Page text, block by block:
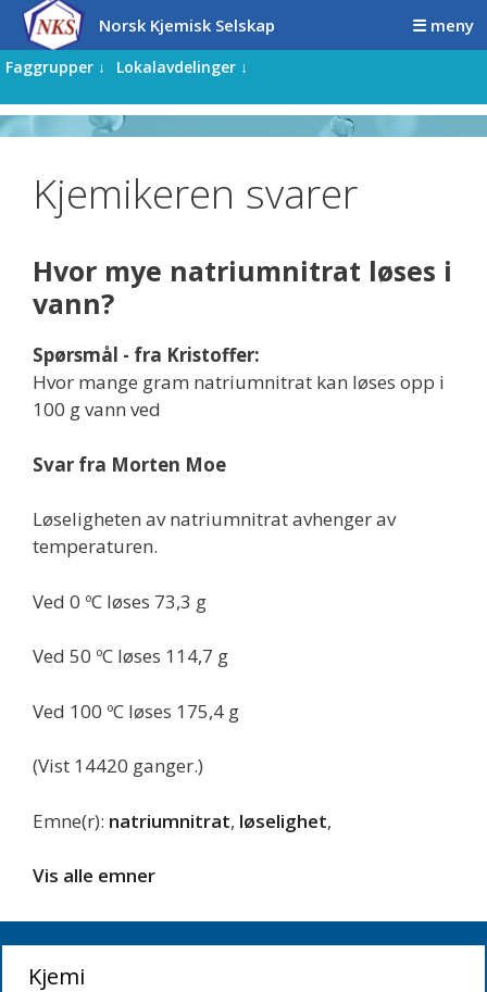
Hopp
innhold
Hopp
innhold
Norsk Kjemisk Selskap ☰ meny
Faggrupper ↓ Lokalavdelinger ↓
Kjemikeren svarer
Hvor mye natriumnitrat løses i
vann?
Spørsmål - fra Kristoffer:
Hvor mange gram natriumnitrat kan løses opp i
100 g vann ved
Svar fra Morten Moe
Løseligheten av natriumnitrat avhenger av
temperaturen.
Ved 0 ºC løses 73,3 g
Ved 50 ºC løses 114,7 g
Ved 100 ºC løses 175,4 g
(Vist 14420 ganger.)
Emne(r): natriumnitrat, løselighet,
Vis alle emner
Kjemi